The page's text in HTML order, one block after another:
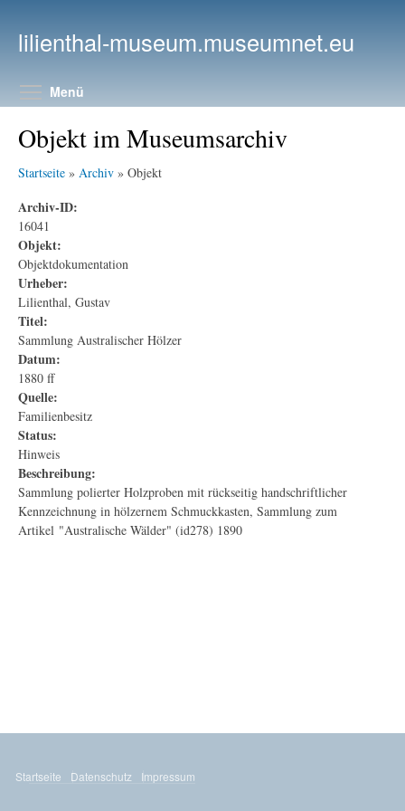
lilienthal-museum.museumnet.eu
Menü
Objekt im Museumsarchiv
Startseite » Archiv » Objekt
Archiv-ID:
16041
Objekt:
Objektdokumentation
Urheber:
Lilienthal, Gustav
Titel:
Sammlung Australischer Hölzer
Datum:
1880 ff
Quelle:
Familienbesitz
Status:
Hinweis
Beschreibung:
Sammlung polierter Holzproben mit rückseitig handschriftlicher
Kennzeichnung in hölzernem Schmuckkasten, Sammlung zum
Artikel "Australische Wälder" (id278) 1890
Startseite Datenschutz Impressum